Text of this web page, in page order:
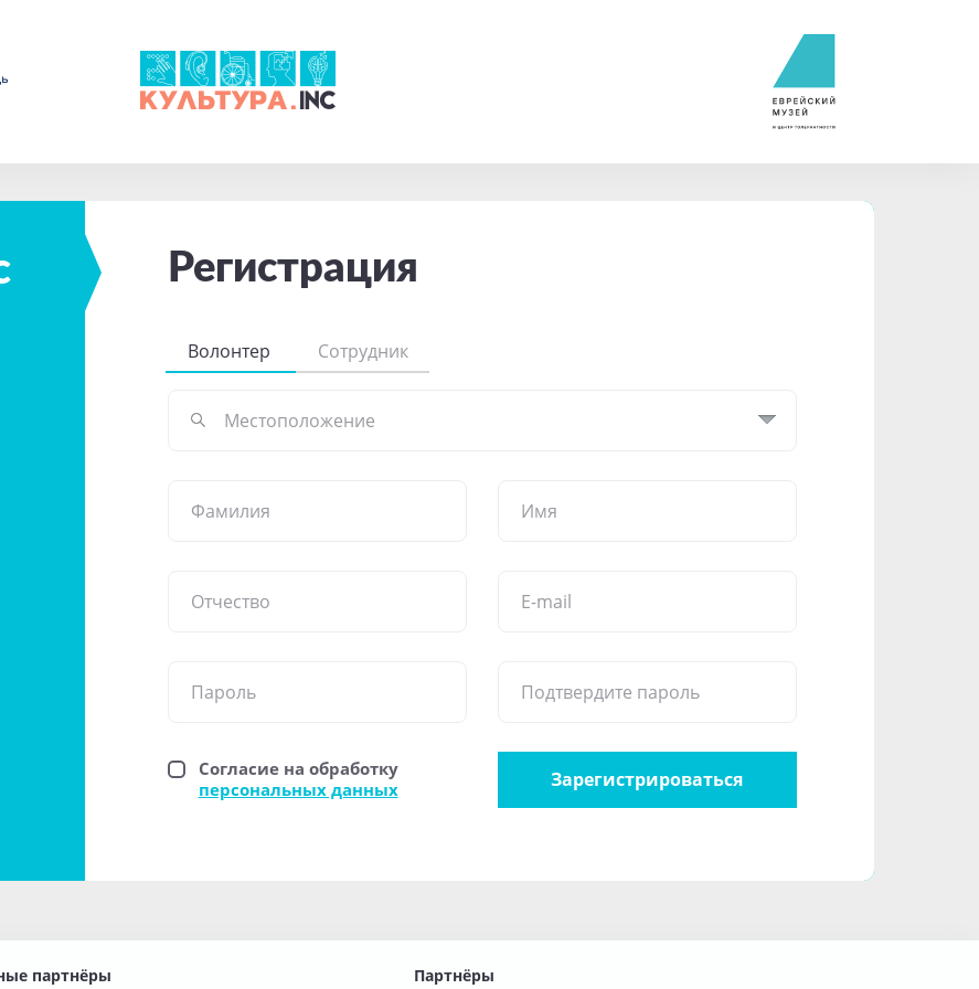
Регистрация
Волонтер Сотрудник
Фамилия Имя
Отчество E-mail
Пароль Подтвердите пароль
Согласие на обработку
персональных данных
Зарегистрироваться
партнёры Партнёры